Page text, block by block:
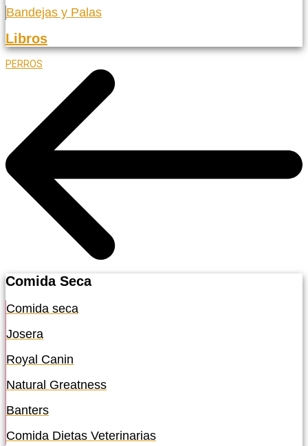
Bandejas y Palas
Libros
PERROS
Comida Seca
Comida seca
Josera
Royal Canin
Natural Greatness
Banters
Comida Dietas Veterinarias